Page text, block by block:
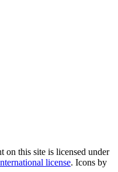
on this site is licensed under
license. Icons by